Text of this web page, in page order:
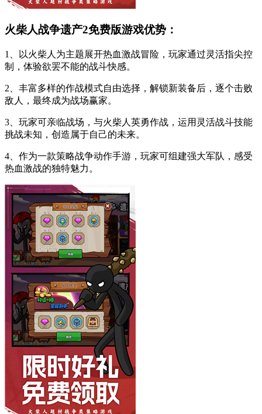
火柴人战争遗产2免费版游戏优势：
1、以火柴人为主题展开热血激战冒险，玩家通过灵活指尖控
制，体验欲罢不能的战斗快感。
2、丰富多样的作战模式自由选择，解锁新装备后，逐个击败
敌人，最终成为战场赢家。
3、玩家可亲临战场，与火柴人英勇作战，运用灵活战斗技能
挑战未知，创造属于自己的未来。
4、作为一款策略战争动作手游，玩家可组建强大军队，感受
热血激战的独特魅力。